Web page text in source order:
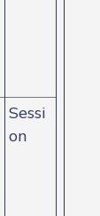
Sessi
on